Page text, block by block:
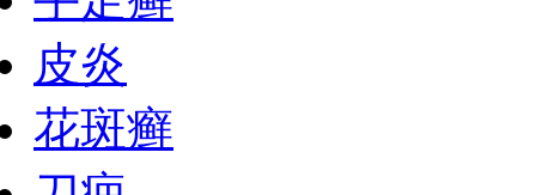
皮炎
花斑癣